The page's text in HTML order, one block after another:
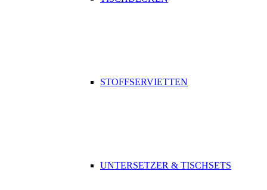
STOFFSERVIETTEN
UNTERSETZER & TISCHSETS